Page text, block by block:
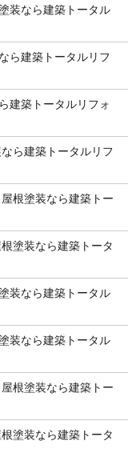
装なら建築トータル
ら建築トータルリフ
建築トータルリフォ
ら建築トータルリフ
根塗装なら建築トー
塗装なら建築トータ
装なら建築トータル
装なら建築トータル
根塗装なら建築トー
塗装なら建築トータ